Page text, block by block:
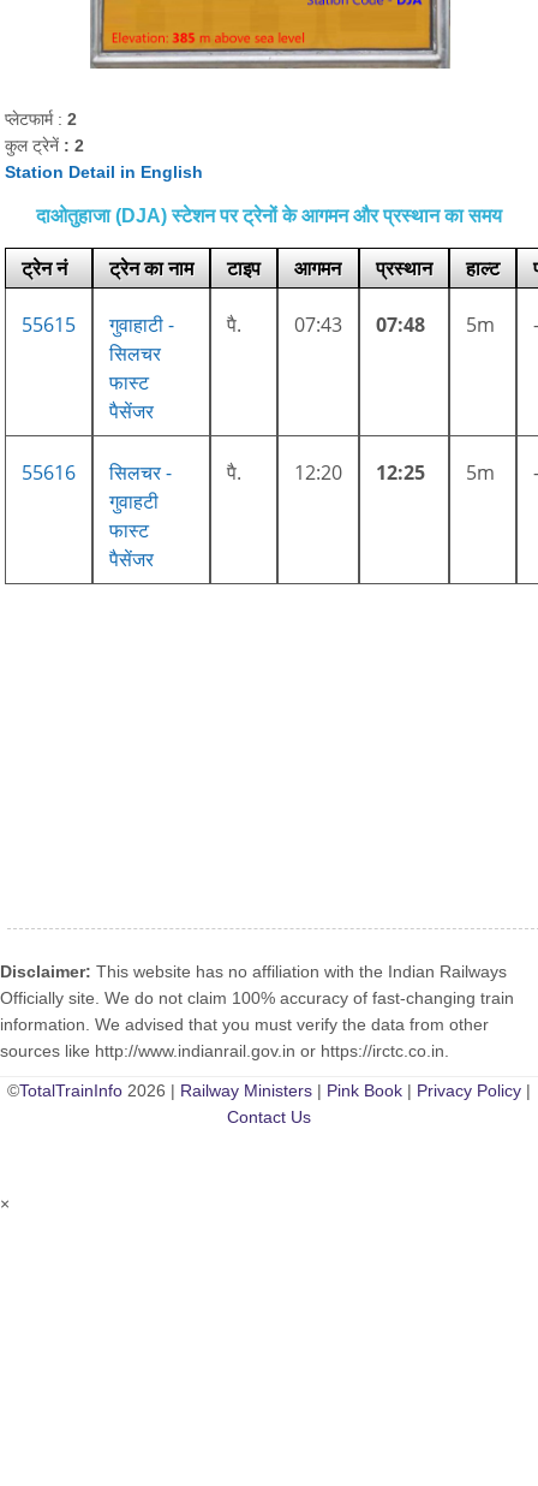
प्लेटफार्म :2
कुल ट्रेनें : 2
Station Detail in English
दाओतुहाजा (DJA) स्टेशन पर ट्रेनों के आगमन और प्रस्थान का समय
ट्रेन नं ट्रेन का नाम टाइप आगमन प्रस्थान हाल्ट
55615
गुवाहाटी -
सिलचर
फास्ट
पैसेंजर
पै. 07:43 07:48 5m
55616
सिलचर -
गुवाहटी
फास्ट
पैसेंजर
पै. 12:20 12:25 5m
Disclaimer: This website has no affiliation with the Indian Railways
Officially site. We do not claim 100% accuracy of fast-changing train
information. We advised that you must verify the data from other
sources like http://www.indianrail.gov.in or https://irctc.co.in.
©TotalTrainInfo 2026 | Railway Ministers | Pink Book | Privacy Policy |
Contact Us
×